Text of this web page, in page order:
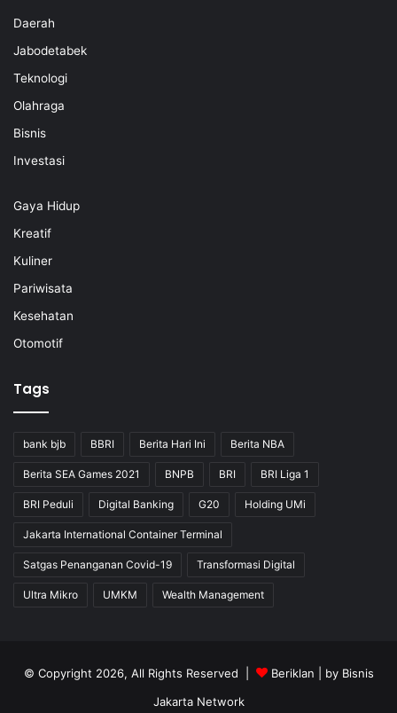
Daerah
Jabodetabek
Teknologi
Olahraga
Bisnis
Investasi
Gaya Hidup
Kreatif
Kuliner
Pariwisata
Kesehatan
Otomotif
Tags
bank bjb BBRI Berita Hari Ini Berita NBA
Berita SEA Games 2021 BNPB BRI BRI Liga 1
BRI Peduli Digital Banking G20 Holding UMi
Jakarta International Container Terminal
Satgas Penanganan Covid-19 Transformasi Digital
Ultra Mikro UMKM Wealth Management
© Copyright 2026, All Rights Reserved | Beriklan | by Bisnis
Jakarta Network